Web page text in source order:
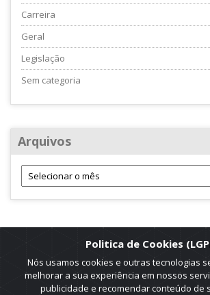
Carreira
Geral
Legislação
Sem categoria
Arquivos
Politica de Cookies
Nós usamos cookies e outras tecnologias
melhorar a sua experiência em nossos
publicidade e recomendar conteúdo de